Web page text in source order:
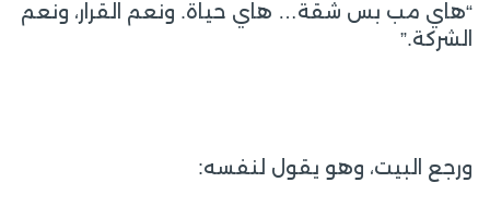
“هاي مب بس شقة… هاي حياة. ونعم القرار، ونعم
الشركة.”
ورجع البيت، وهو يقول لنفسه: